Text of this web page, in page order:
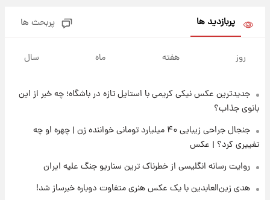
دل صحرا + عکس
۱۸ ساعت پیش
خبر انتصاب جدید محسن رضایی حذف شد +
جزئیات
پربازدید ها پربحث ها
روز هفته ماه سال
جدیدترین عکس نیکی کریمی با استایل تازه در باشگاه؛ چه خبر از این
بانوی جذاب؟
جنجال جراحی زیبایی ۴۰ میلیارد تومانی خواننده زن | چهره او چه
تغییری کرد؟ | عکس
روایت رسانه انگلیسی از خطرناک ترین سناریو جنگ علیه ایران
هدی زین‌العابدین با یک عکس هنری متفاوت دوباره خبرساز شد!